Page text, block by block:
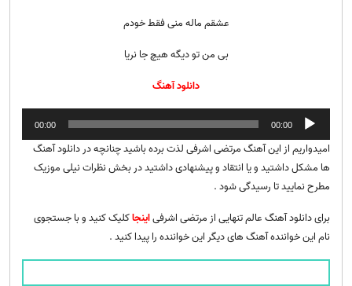
عشقم ماله منی فقط خودم
بی من تو دیگه هیچ جا نریا
دانلود آهنگ
پخش‌کننده
صوت
00:00
00:00
امیدواریم از این آهنگ مرتضی اشرفی لذت برده باشید چنانچه در دانلود آهنگ
ها مشکل داشتید و یا انتقاد و پیشنهادی داشتید در بخش نظرات نیلی موزیک
مطرح نمایید تا رسیدگی شود .
برای دانلود آهنگ عالم تنهایی از مرتضی اشرفیاینجاکلیک کنید و با جستجوی
نام این خواننده آهنگ های دیگر این خواننده را پیدا کنید .